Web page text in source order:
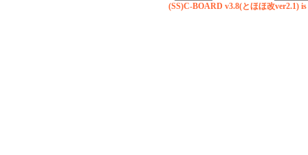
(SS)C-BOARD v3.8(とほほ改ver2.1) is